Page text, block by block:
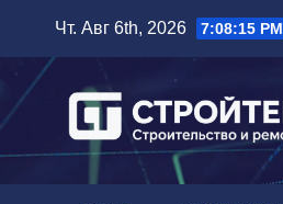
содержимому
Чт. Авг 6th, 2026 7:08:16 PM